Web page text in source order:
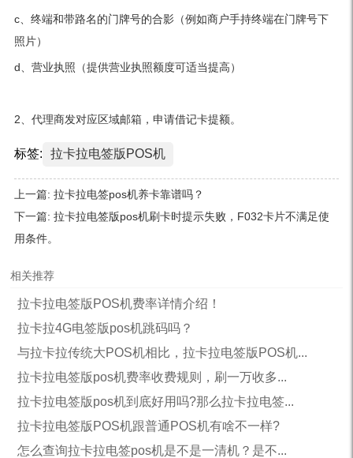
c、终端和带路名的门牌号的合影（例如商户手持终端在门牌号下
照片）
d、营业执照（提供营业执照额度可适当提高）
2、代理商发对应区域邮箱，申请借记卡提额。
标签: 拉卡拉电签版POS机
上一篇: 拉卡拉电签pos机养卡靠谱吗？
下一篇: 拉卡拉电签版pos机刷卡时提示失败，F032卡片不满足使
用条件。
相关推荐
拉卡拉电签版POS机费率详情介绍！
拉卡拉4G电签版pos机跳码吗？
与拉卡拉传统大POS机相比，拉卡拉电签版POS机...
拉卡拉电签版pos机费率收费规则，刷一万收多...
拉卡拉电签版pos机到底好用吗?那么拉卡拉电签...
拉卡拉电签版POS机跟普通POS机有啥不一样?
怎么查询拉卡拉电签pos机是不是一清机？是不...